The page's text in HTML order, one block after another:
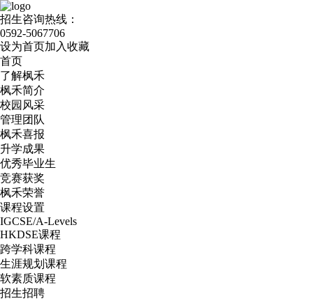
招生咨询热线：
0592-5067706
设为首页加入收藏
首页
了解枫禾
枫禾简介
校园风采
管理团队
枫禾喜报
升学成果
优秀毕业生
竞赛获奖
枫禾荣誉
课程设置
IGCSE/A-Levels
HKDSE课程
跨学科课程
生涯规划课程
软素质课程
招生招聘